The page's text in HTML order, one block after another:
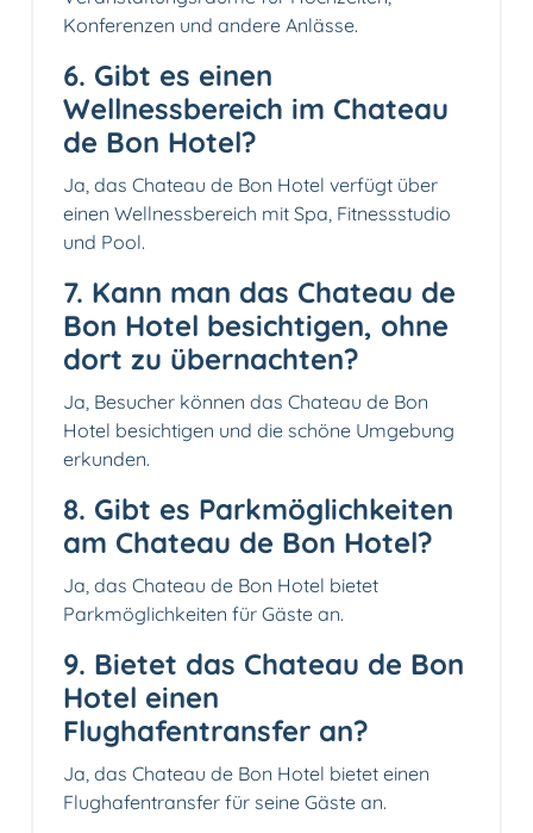
Konferenzen und andere Anlässe.
6. Gibt es einen
Wellnessbereich im Chateau
de Bon Hotel?
Ja, das Chateau de Bon Hotel verfügt über
einen Wellnessbereich mit Spa, Fitnessstudio
und Pool.
7. Kann man das Chateau de
Bon Hotel besichtigen, ohne
dort zu übernachten?
Ja, Besucher können das Chateau de Bon
Hotel besichtigen und die schöne Umgebung
erkunden.
8. Gibt es Parkmöglichkeiten
am Chateau de Bon Hotel?
Ja, das Chateau de Bon Hotel bietet
Parkmöglichkeiten für Gäste an.
9. Bietet das Chateau de Bon
Hotel einen
Flughafentransfer an?
Ja, das Chateau de Bon Hotel bietet einen
Flughafentransfer für seine Gäste an.